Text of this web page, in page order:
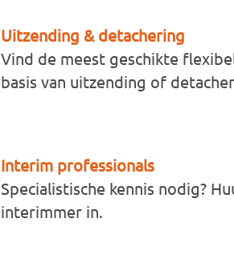
Uitzending & detachering
Vind de meest geschikte
basis van uitzending of
Interim professionals
Specialistische kennis nodig?
interimmer in.